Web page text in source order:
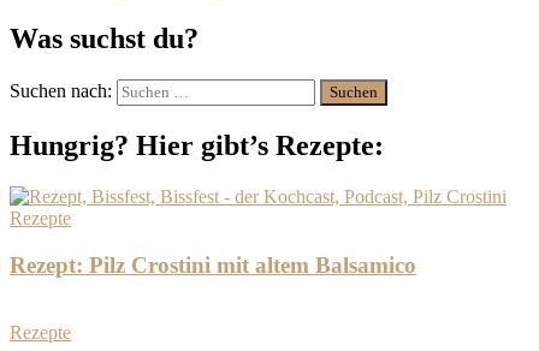
Was suchst du?
Suchen nach:
Hungrig? Hier gibt’s Rezepte:
Rezepte
Rezept: Pilz Crostini mit altem Balsamico
Rezepte